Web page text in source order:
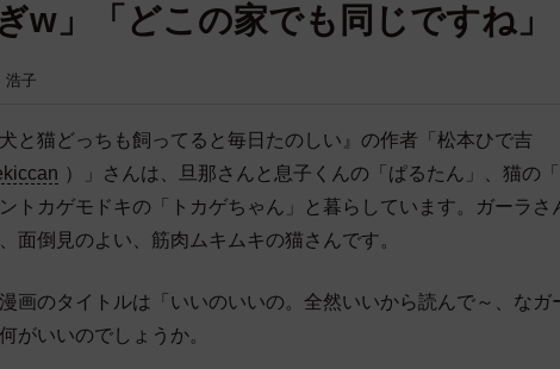
w」「どこの家でも同じですね」
浩子
と猫どっちも飼ってると毎日たのしい』の作者「松本ひで吉
）」さんは、旦那さんと息子くんの「ぱるたん」、猫の
トカゲモドキの「トカゲちゃん」と暮らしています。ガーラさ
面倒見のよい、筋肉ムキムキの猫さんです。
画のタイトルは「いいのいいの。全然いいから読んで～、なガ
がいいのでしょうか。